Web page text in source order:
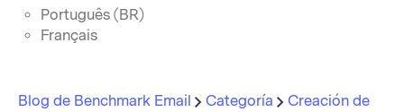
Português (BR)
Français
Blog de Benchmark Email Categoría
Creación de